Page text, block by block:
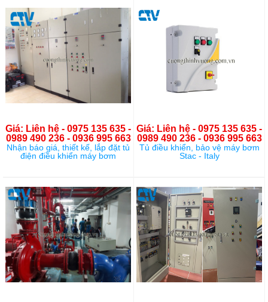
Giá: Liên hệ - 0975 135 635 -
0989 490 236 - 0936 995 663
Nhận báo giá, thiết kế, lắp đặt tủ
điện điều khiển máy bơm
Giá: Liên hệ - 0975 135 635 -
0989 490 236 - 0936 995 663
Tủ điều khiển, bảo vệ máy bơm
Stac - Italy